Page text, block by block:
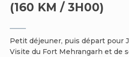
(160 KM / 3H00)
Petit déjeuner, puis départ pour
Visite du Fort Mehrangarh et de